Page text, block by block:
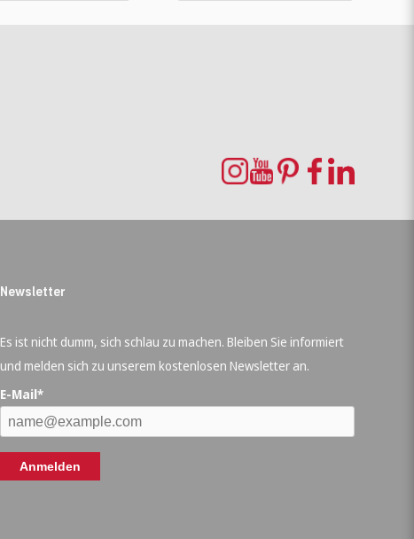
Newsletter
Es ist nicht dumm, sich schlau zu machen. Bleiben Sie informiert
und melden sich zu unserem kostenlosen Newsletter an.
E-Mail*
Anmelden